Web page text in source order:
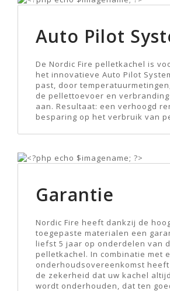
Auto Pilot
De Nordic Fire pelletkachel is
het innovatieve Auto Pilot
past, door
de pellettoevoer en
aan. Resultaat: een verhoogd
besparing op het verbruik van
Garantie
Nordic Fire heeft dankzij de
toegepaste materialen een
liefst 5 jaar op onderdelen van
pelletkachel. In combinatie met
onderhoudsovereenkomst
de zekerheid dat uw kachel
wordt onderhouden, dat ten